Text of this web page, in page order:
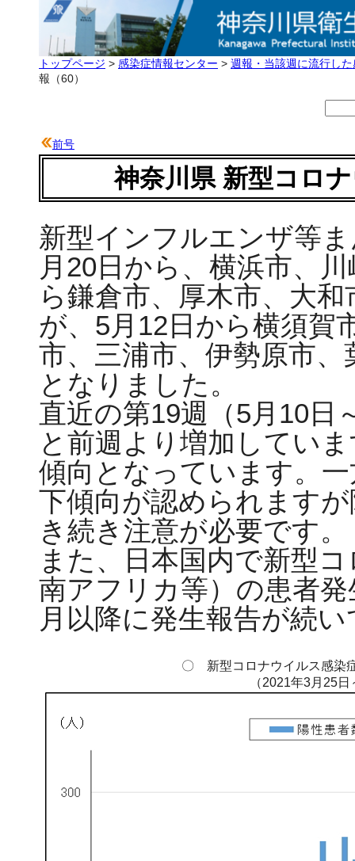
トップページ > 感染症情報センター > 週報・当該週に流行し
報（60）
前号
神奈川県 新型コロ
新型インフルエンザ等
月20日から、横浜市、
ら鎌倉市、厚木市、大
が、5月12日から横須賀
市、三浦市、伊勢原市
となりました。
直近の第19週（5月10日
と前週より増加してい
傾向となっています。
下傾向が認められます
き続き注意が必要です。
また、日本国内で新型
南アフリカ等）の患者
月以降に発生報告が続
〇 新型コロナウイルス感染
（2021年3月25